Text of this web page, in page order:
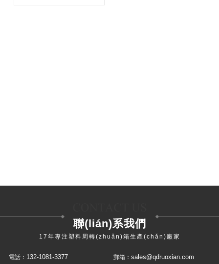
聯(lián)系我們
17年專注塑料周轉(zhuǎn)箱生產(chǎn)廠家
電話： 132-1081-3377 郵箱：sales@qdruoxian.com